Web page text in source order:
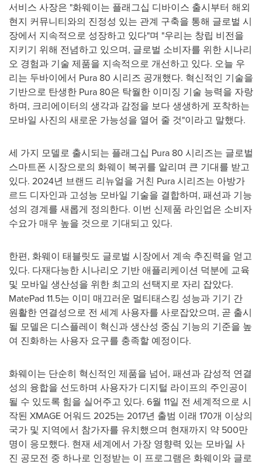
서비스 사장은 "화웨이는 플래그십 디바이스 출시부터 해외
현지 커뮤니티와의 진정성 있는 관계 구축을 통해 글로벌 시
장에서 지속적으로 성장하고 있다"며 "우리는 창립 비전을
지키기 위해 전념하고 있으며, 글로벌 소비자를 위한 시나리
오 경험과 기술 제품을 지속적으로 개선하고 있다. 오늘 우
리는 두바이에서 Pura 80 시리즈 공개했다. 혁신적인 기술을
기반으로 탄생한 Pura 80은 탁월한 이미징 기술 능력을 자랑
하며, 크리에이터의 생각과 감정을 보다 생생하게 포착하는
모바일 사진의 새로운 가능성을 열어 줄 것"이라고 말했다.
세 가지 모델로 출시되는 플래그십 Pura 80 시리즈는 글로벌
스마트폰 시장으로의 화웨이 복귀를 알리며 큰 기대를 받고
있다. 2024년 브랜드 리뉴얼을 거친 Pura 시리즈는 아방가
르드 디자인과 고성능 모바일 기술을 결합하며, 패션과 기능
성의 경계를 새롭게 정의한다. 이번 신제품 라인업은 소비자
수요가 매우 높을 것으로 기대되고 있다.
한편, 화웨이 태블릿도 글로벌 시장에서 계속 추진력을 얻고
있다. 다재다능한 시나리오 기반 애플리케이션 덕분에 교육
및 모바일 생산성을 위한 최고의 선택지로 자리 잡았다.
MatePad 11.5는 이미 매끄러운 멀티태스킹 성능과 기기 간
원활한 연결성으로 전 세계 사용자를 사로잡았으며, 곧 출시
될 모델은 디스플레이 혁신과 생산성 중심 기능의 기준을 높
여 진화하는 사용자 요구를 충족할 예정이다.
화웨이는 단순히 혁신적인 제품을 넘어, 패션과 감성적 연결
성의 융합을 선도하며 사용자가 디지털 라이프의 주인공이
될 수 있도록 힘을 실어주고 있다. 6월 11일 전 세계적으로 시
작된 XMAGE 어워드 2025는 2017년 출범 이래 170개 이상의
국가 및 지역에서 참가자를 유치했으며 현재까지 약 500만
명이 응모했다. 현재 세계에서 가장 영향력 있는 모바일 사
진 공모전 중 하나로 인정받는 이 프로그램은 화웨이와 글로